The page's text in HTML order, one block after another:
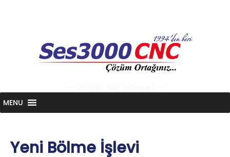
content
MENU
Yeni Bölme İşlevi